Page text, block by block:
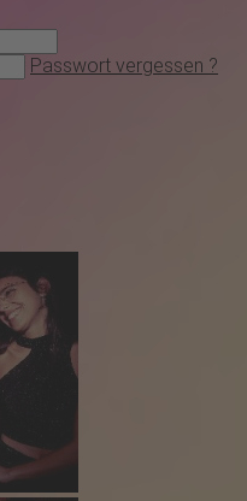
Passwort vergessen ?